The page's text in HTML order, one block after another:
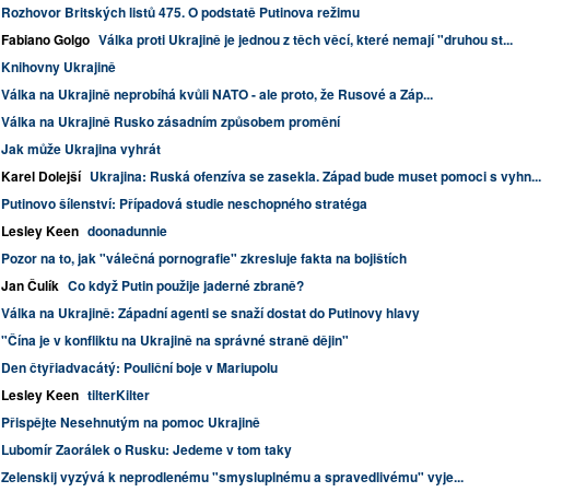
Rozhovor Britských listů 475. O podstatě Putinova režimu
Fabiano Golgo Válka proti Ukrajině je jednou z těch věcí, které nemají "druhou st...
Knihovny Ukrajině
Válka na Ukrajině neprobíhá kvůli NATO - ale proto, že Rusové a Záp...
Válka na Ukrajině Rusko zásadním způsobem promění
Jak může Ukrajina vyhrát
Karel Dolejší Ukrajina: Ruská ofenzíva se zasekla. Západ bude muset pomoci s vyhn...
Putinovo šílenství: Případová studie neschopného stratéga
Lesley Keen doonadunnie
Pozor na to, jak "válečná pornografie" zkresluje fakta na bojištích
Jan Čulík Co když Putin použije jaderné zbraně?
Válka na Ukrajině: Západní agenti se snaží dostat do Putinovy hlavy
"Čína je v konfliktu na Ukrajině na správné straně dějin"
Den čtyřiadvacátý: Pouliční boje v Mariupolu
Lesley Keen tilterKilter
Přispějte Nesehnutým na pomoc Ukrajině
Lubomír Zaorálek o Rusku: Jedeme v tom taky
Zelenskij vyzývá k neprodlenému "smysluplnému a spravedlivému" vyje...